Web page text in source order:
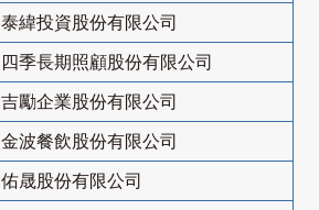
泰緯投資股份有限公司
四季長期照顧股份有限公司
吉勵企業股份有限公司
金波餐飲股份有限公司
佑晟股份有限公司